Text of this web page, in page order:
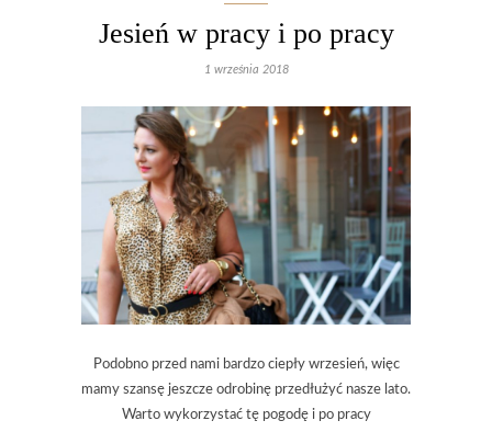
Jesień w pracy i po pracy
1 września 2018
Podobno przed nami bardzo ciepły wrzesień, więc
mamy szansę jeszcze odrobinę przedłużyć nasze lato.
Warto wykorzystać tę pogodę i po pracy